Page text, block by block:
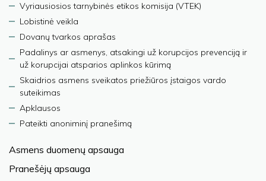
Vyriausiosios tarnybinės etikos komisija (VTEK)
Lobistinė veikla
Dovanų tvarkos aprašas
Padalinys ar asmenys, atsakingi už korupcijos prevenciją ir
už korupcijai atsparios aplinkos kūrimą
Skaidrios asmens sveikatos priežiūros įstaigos vardo
suteikimas
Apklausos
Pateikti anoniminį pranešimą
Asmens duomenų apsauga
Pranešėjų apsauga